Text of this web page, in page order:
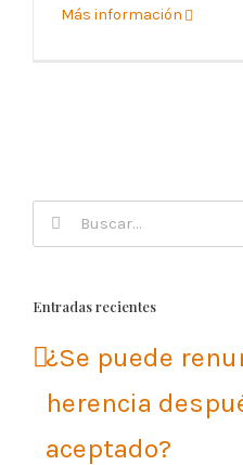
Más información
Buscar:
Entradas recientes
¿Se puede
herencia
aceptado?